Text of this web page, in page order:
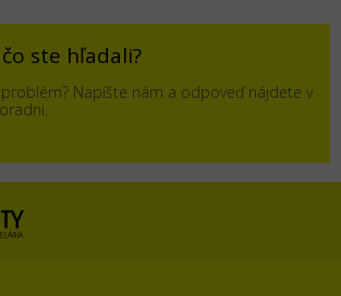
ste hľadali?
Napíšte nám a odpoveď nájdete v